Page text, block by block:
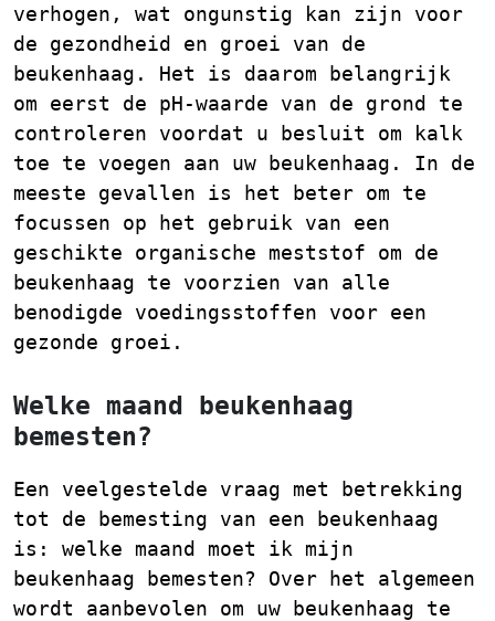
verhogen, wat ongunstig kan zijn voor
de gezondheid en groei van de
beukenhaag. Het is daarom belangrijk
om eerst de pH-waarde van de grond te
controleren voordat u besluit om kalk
toe te voegen aan uw beukenhaag. In de
meeste gevallen is het beter om te
focussen op het gebruik van een
geschikte organische meststof om de
beukenhaag te voorzien van alle
benodigde voedingsstoffen voor een
gezonde groei.
Welke maand beukenhaag
bemesten?
Een veelgestelde vraag met betrekking
tot de bemesting van een beukenhaag
is: welke maand moet ik mijn
beukenhaag bemesten? Over het algemeen
wordt aanbevolen om uw beukenhaag te